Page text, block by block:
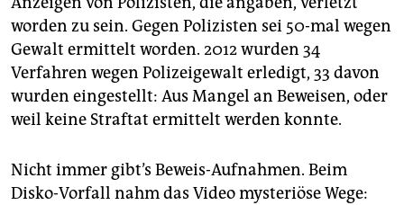
worden zu sein. Gegen Polizisten sei 50-mal wegen
Gewalt ermittelt worden. 2012 wurden 34
Verfahren wegen Polizeigewalt erledigt, 33 davon
wurden eingestellt: Aus Mangel an Beweisen, oder
weil keine Straftat ermittelt werden konnte.
Nicht immer gibt’s Beweis-Aufnahmen. Beim
Disko-Vorfall nahm das Video mysteriöse Wege: